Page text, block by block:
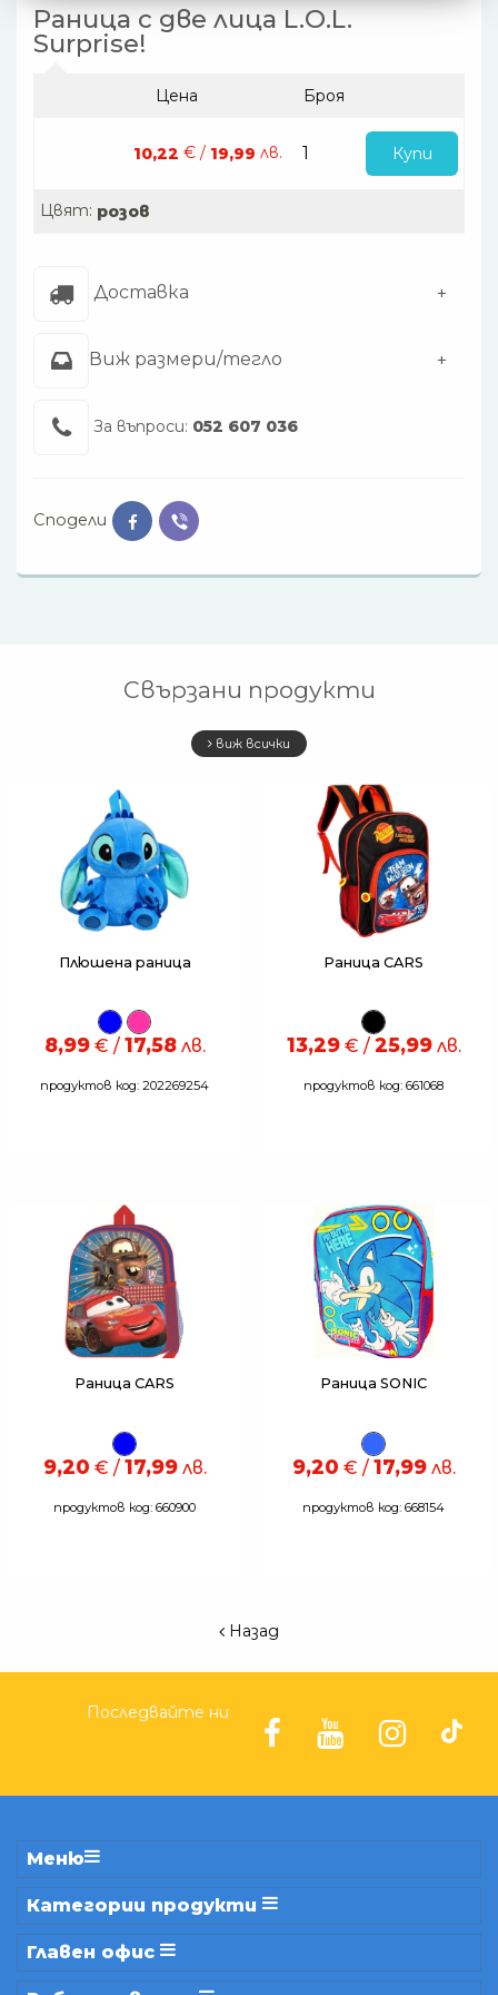
Раница с две лица L.O.L.
Surprise!
Цена Броя
10,22 € / 19,99 лв. Купи
Цвят: розов
Доставка
Виж размери/тегло
За въпроси: 052 607 036
Сподели
Свързани продукти
виж всички
Плюшена раница
8,99€ / 17,58лв.
продуктов код: 202269254
Раница CARS
13,29€ / 25,99лв.
продуктов код: 661068
Раница CARS
9,20 € / 17,99лв.
продуктов код: 660900
Раница SONIC
9,20 € / 17,99лв.
продуктов код: 668154
Назад
Последвайте ни
Меню
Категории продукти
Главен офис